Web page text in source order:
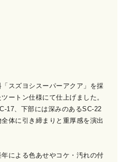
スズヨシスーパーアクア」を採
ートン仕様にて仕上げました。
17、下部には深みのあるSC-22
体に引き締まりと重厚感を演出
による色あせやコケ・汚れの付